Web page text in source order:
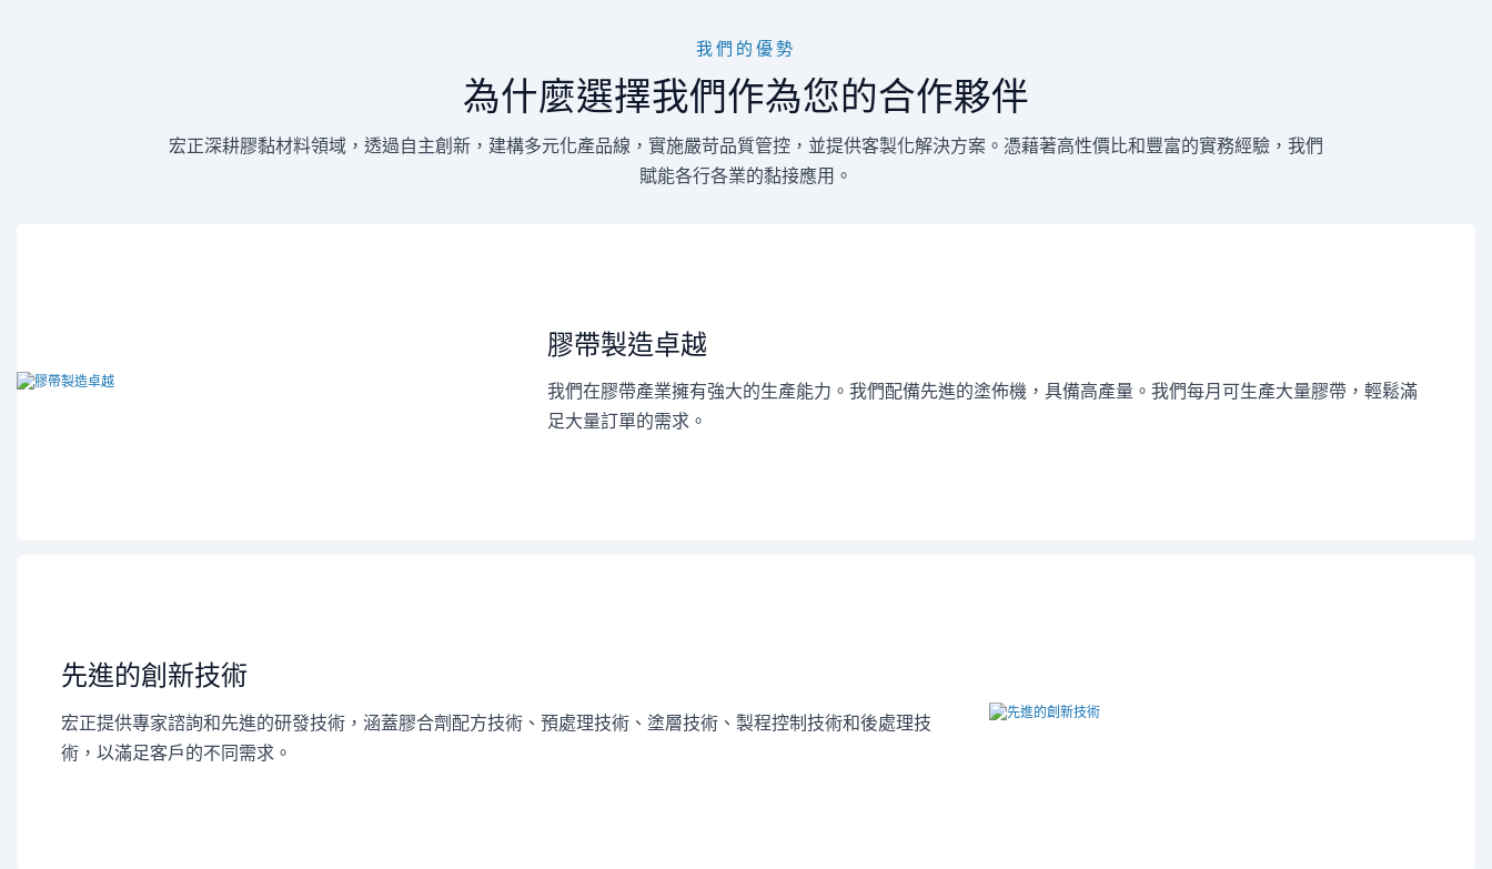
我們的優勢
為什麼選擇我們作為您的合作夥伴
宏正深耕膠黏材料領域，透過自主創新，建構多元化產品線，實施嚴苛品質管控，並提供客製化解決方案。憑藉著高性價比和豐富的實務經驗，我們
賦能各行各業的黏接應用。
膠帶製造卓越
我們在膠帶產業擁有強大的生產能力。我們配備先進的塗佈機，具備高產量。我們每月可生產大量膠帶，輕鬆滿
足大量訂單的需求。
先進的創新技術
宏正提供專家諮詢和先進的研發技術，涵蓋膠合劑配方技術、預處理技術、塗層技術、製程控制技術和後處理技
術，以滿足客戶的不同需求。